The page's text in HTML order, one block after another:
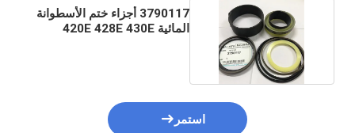
3790117 أجزاء ختم الأسطوانة
المائية 420E 428E 430E
استمر